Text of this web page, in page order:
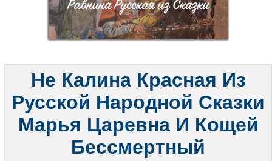
Не Калина Красная Из
Русской Народной Сказки
Марья Царевна И Кощей
Бессмертный